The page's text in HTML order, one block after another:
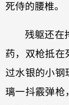
死侍的腰椎。
残躯还在
药，双枪抵在
过水银的小钢
璃一抖霰弹枪